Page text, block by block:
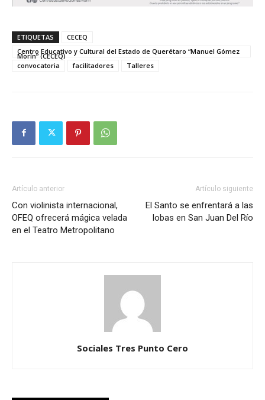
ETIQUETAS
CECEQ
Centro Educativo y Cultural del Estado de Querétaro “Manuel Gómez
Morín” (CECEQ)
convocatoria
facilitadores Talleres
Artículo anterior
Con violinista internacional,
OFEQ ofrecerá mágica velada
en el Teatro Metropolitano
Artículo siguiente
El Santo se enfrentará a las
lobas en San Juan Del Río
Sociales Tres Punto Cero